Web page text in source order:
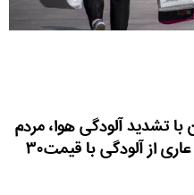
تشدید آلودگی هوا، مردم
بطری‌های حاوی اکسیژن پاک و عاری از آلودگی با قیمت۳۰